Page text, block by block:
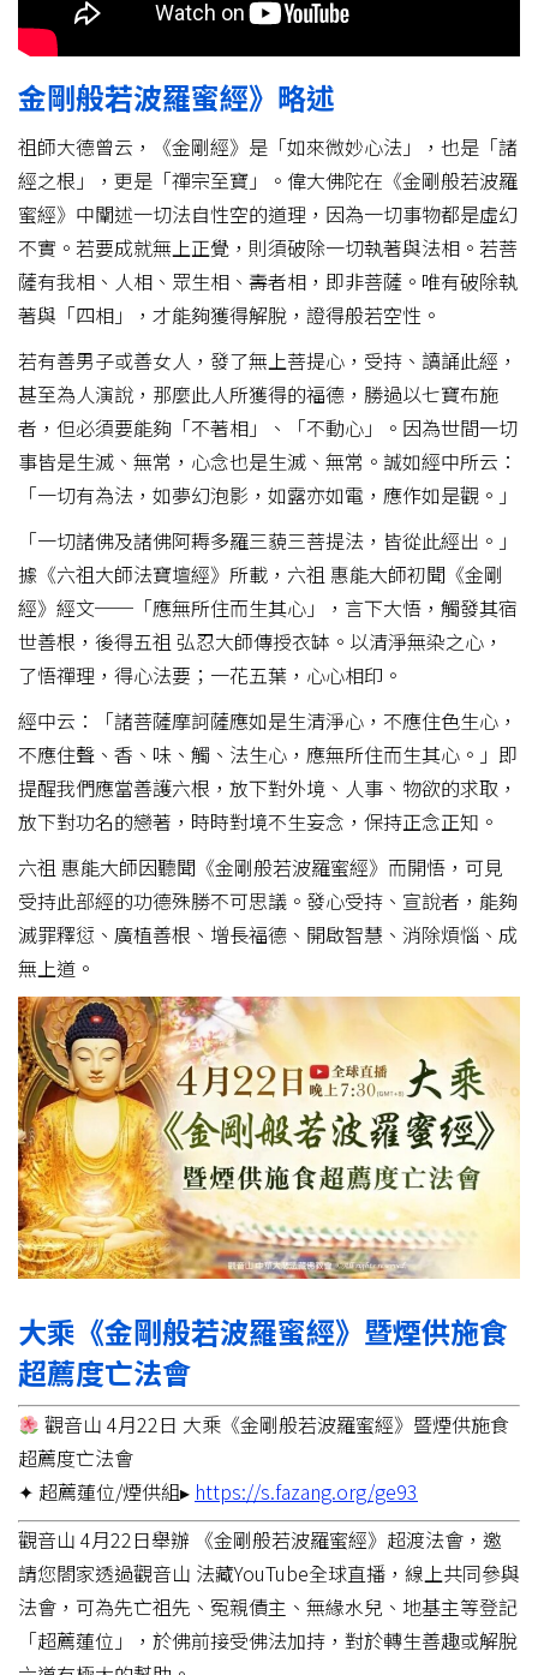
金剛般若波羅蜜經》略述
祖師大德曾云，《金剛經》是「如來微妙心法」，也是「諸
經之根」，更是「禪宗至寶」。偉大佛陀在《金剛般若波羅
蜜經》中闡述一切法自性空的道理，因為一切事物都是虛幻
不實。若要成就無上正覺，則須破除一切執著與法相。若菩
薩有我相、人相、眾生相、壽者相，即非菩薩。唯有破除執
著與「四相」，才能夠獲得解脫，證得般若空性。
若有善男子或善女人，發了無上菩提心，受持、讀誦此經，
甚至為人演說，那麼此人所獲得的福德，勝過以七寶布施
者，但必須要能夠「不著相」、「不動心」。因為世間一切
事皆是生滅、無常，心念也是生滅、無常。誠如經中所云：
「一切有為法，如夢幻泡影，如露亦如電，應作如是觀。」
「一切諸佛及諸佛阿耨多羅三藐三菩提法，皆從此經出。」
據《六祖大師法寶壇經》所載，六祖 惠能大師初聞《金剛
經》經文──「應無所住而生其心」，言下大悟，觸發其宿
世善根，後得五祖 弘忍大師傳授衣缽。以清淨無染之心，
了悟禪理，得心法要；一花五葉，心心相印。
經中云：「諸菩薩摩訶薩應如是生清淨心，不應住色生心，
不應住聲、香、味、觸、法生心，應無所住而生其心。」即
提醒我們應當善護六根，放下對外境、人事、物欲的求取，
放下對功名的戀著，時時對境不生妄念，保持正念正知。
六祖 惠能大師因聽聞《金剛般若波羅蜜經》而開悟，可見
受持此部經的功德殊勝不可思議。發心受持、宣說者，能夠
滅罪釋愆、廣植善根、增長福德、開啟智慧、消除煩惱、成
無上道。
大乘《金剛般若波羅蜜經》暨煙供施食
超薦度亡法會
觀音山 4月22日 大乘《金剛般若波羅蜜經》暨煙供施食
超薦度亡法會
✦ 超薦蓮位/煙供組▸ https://s.fazang.org/ge93
觀音山 4月22日舉辦 《金剛般若波羅蜜經》超渡法會，邀
請您閤家透過觀音山 法藏YouTube全球直播，線上共同參與
法會，可為先亡祖先、冤親債主、無緣水兒、地基主等登記
「超薦蓮位」，於佛前接受佛法加持，對於轉生善趣或解脫